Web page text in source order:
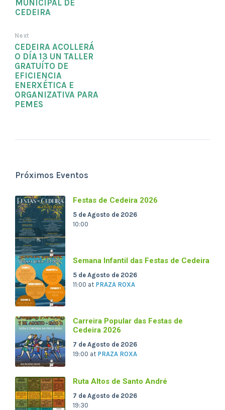
MUNICIPAL DE
CEDEIRA
Next
CEDEIRA ACOLLERÁ
O DÍA 13 UN TALLER
GRATUÍTO DE
EFICIENCIA
ENERXÉTICA E
ORGANIZATIVA PARA
PEMES
Próximos Eventos
Festas de Cedeira 2026
5 de Agosto de 2026
10:00
Semana Infantil das Festas de Cedeira
5 de Agosto de 2026
11:00 at PRAZA ROXA
Carreira Popular das Festas de
Cedeira 2026
7 de Agosto de 2026
19:00 at PRAZA ROXA
Ruta Altos de Santo André
7 de Agosto de 2026
19:30